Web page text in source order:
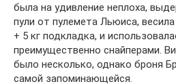
была на удивление неплоха,
пули от пулемета Льюиса,
+ 5 кг подкладка, и
преимущественно снайперами.
было несколько, однако броня
самой запоминающейся.